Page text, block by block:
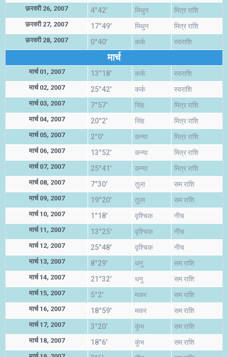
फ़रवरी 26, 2007 4°42' मिथुन मित्र राशि
फ़रवरी 27, 2007 17°49' मिथुन मित्र राशि
फ़रवरी 28, 2007 0°40' कर्क स्वराशि
मार्च
मार्च 01, 2007 13°18' कर्क स्वराशि
मार्च 02, 2007 25°42' कर्क स्वराशि
मार्च 03, 2007 7°57' सिंह मित्र राशि
मार्च 04, 2007 20°2' सिंह मित्र राशि
मार्च 05, 2007 2°0' कन्या मित्र राशि
मार्च 06, 2007 13°52' कन्या मित्र राशि
मार्च 07, 2007 25°41' कन्या मित्र राशि
मार्च 08, 2007 7°30' तुला सम राशि
मार्च 09, 2007 19°20' तुला सम राशि
मार्च 10, 2007 1°18' वृश्चिक नीच
मार्च 11, 2007 13°25' वृश्चिक नीच
मार्च 12, 2007 25°48' वृश्चिक नीच
मार्च 13, 2007 8°29' धनु सम राशि
मार्च 14, 2007 21°32' धनु सम राशि
मार्च 15, 2007 5°2' मकर सम राशि
मार्च 16, 2007 18°59' मकर सम राशि
मार्च 17, 2007 3°20' कुंभ सम राशि
मार्च 18, 2007 18°6' कुंभ सम राशि